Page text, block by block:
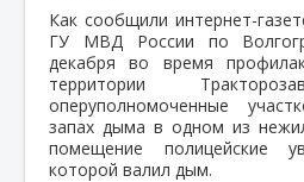
Как сообщили интернет-
ГУ МВД России по
декабря во время
территории
оперуполномоченные
запах дыма в одном из
помещение полицейские
которой валил дым.